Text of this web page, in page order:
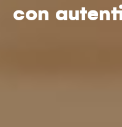
con